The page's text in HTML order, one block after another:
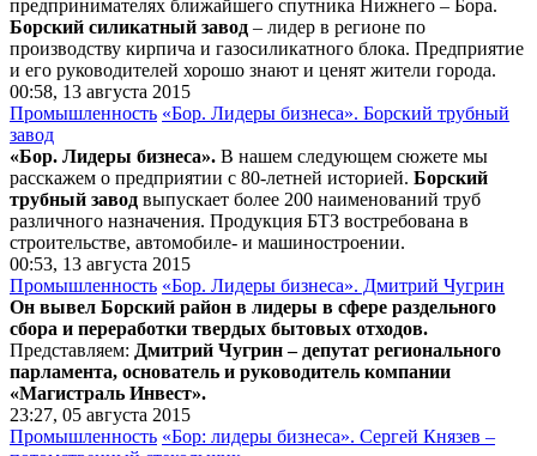
предпринимателях ближайшего спутника Нижнего – Бора.
Борский силикатный завод – лидер в регионе по
производству кирпича и газосиликатного блока. Предприятие
и его руководителей хорошо знают и ценят жители города.
00:58, 13 августа 2015
Промышленность «Бор. Лидеры бизнеса». Борский трубный
завод
«Бор. Лидеры бизнеса». В нашем следующем сюжете мы
расскажем о предприятии с 80-летней историей. Борский
трубный завод выпускает более 200 наименований труб
различного назначения. Продукция БТЗ востребована в
строительстве, автомобиле- и машиностроении.
00:53, 13 августа 2015
Промышленность «Бор. Лидеры бизнеса». Дмитрий Чугрин
Он вывел Борский район в лидеры в сфере раздельного
сбора и переработки твердых бытовых отходов.
Представляем: Дмитрий Чугрин – депутат регионального
парламента, основатель и руководитель компании
«Магистраль Инвест».
23:27, 05 августа 2015
Промышленность «Бор: лидеры бизнеса». Сергей Князев –